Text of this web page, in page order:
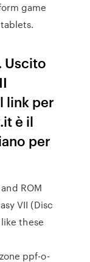
game
Uscito
link per
è il
per
ROM
VII (Disc
these
ppf-o-